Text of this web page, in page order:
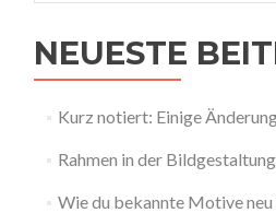
NEUESTE
Kurz notiert: Einige
Rahmen in der Bildgestaltung
Wie du bekannte Motive